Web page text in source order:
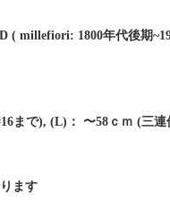
( millefiori: 1800年代後期
まで), (L)： 〜58ｃｍ (三連
ます